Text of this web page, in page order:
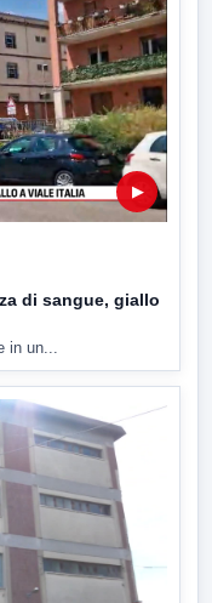
▶
di sangue, giallo
un...